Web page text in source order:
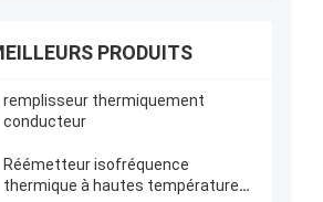
PRODUITS
remplisseur thermiquement
conducteur
Réémetteur isofréquence
thermique à hautes températures,